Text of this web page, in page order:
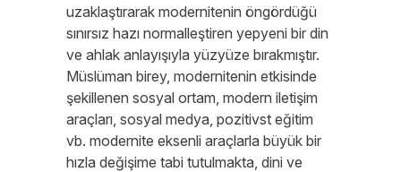
uzaklaştırarak modernitenin öngördüğü
sınırsız hazı normalleştiren yepyeni bir din
ve ahlak anlayışıyla yüzyüze bırakmıştır.
Müslüman birey, modernitenin etkisinde
şekillenen sosyal ortam, modern iletişim
araçları, sosyal medya, pozitivst eğitim
vb. modernite eksenli araçlarla büyük bir
hızla değişime tabi tutulmakta, dini ve